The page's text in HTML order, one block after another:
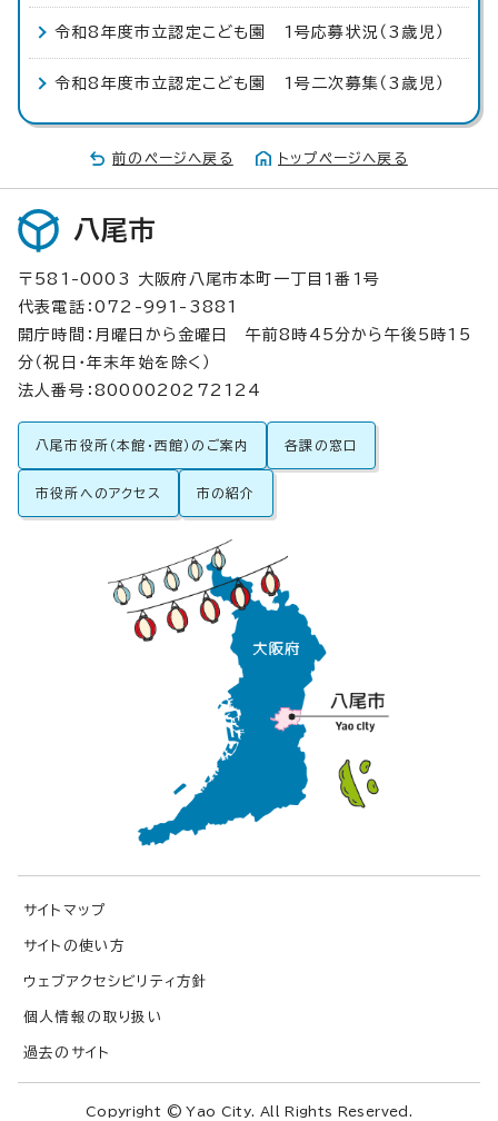
令和8年度市立認定こども園 1号応募状況（3歳児）
令和8年度市立認定こども園 1号二次募集（3歳児）
前のページへ戻る トップページへ戻る
八尾市
〒581-0003 大阪府八尾市本町一丁目1番1号
代表電話：072-991-3881
開庁時間：月曜日から金曜日 午前8時45分から午後5時15
分（祝日・年末年始を除く）
法人番号：8000020272124
八尾市役所（本館・西館）のご案内 各課の窓口
市役所へのアクセス 市の紹介
サイトマップ
サイトの使い方
ウェブアクセシビリティ方針
個人情報の取り扱い
過去のサイト
Copyright © Yao City. All Rights Reserved.